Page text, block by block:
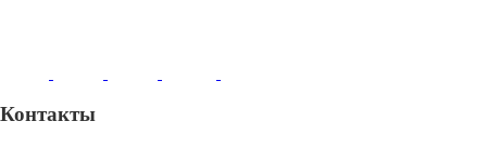
Контакты